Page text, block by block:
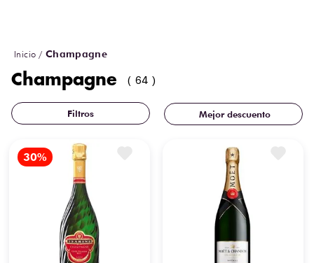
Champagne
Champagne 64
Mejor descuento